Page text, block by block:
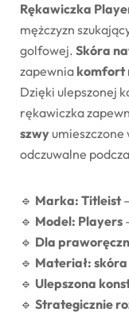
Rękawiczka
mężczyzn
golfowej. Skóra
zapewnia komfort
Dzięki ulepszonej
rękawiczka
szwy
odczuwalne
🔹 Marka: Titleist
🔹 Model: Players
🔹 Dla
🔹 Materiał:
🔹 Ulepszona
🔹 Strategicznie